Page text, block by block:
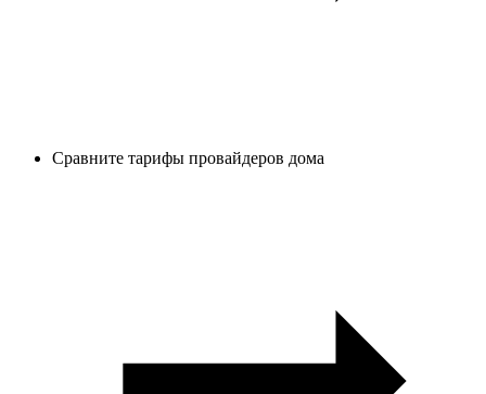
Сравните тарифы провайдеров дома